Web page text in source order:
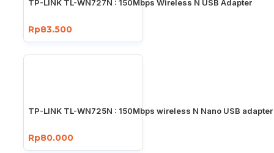
TP-LINK TL-WN727N : 150Mbps Wireless N USB Adapter
Rp83.500
TP-LINK TL-WN725N : 150Mbps wireless N Nano USB adapter
Rp80.000